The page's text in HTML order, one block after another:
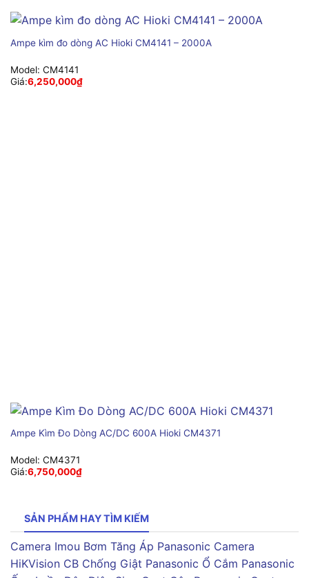
Ampe kìm đo dòng AC Hioki CM4141 – 2000A
Model: CM4141
Giá:6,250,000₫
Ampe Kìm Đo Dòng AC/DC 600A Hioki CM4371
Model: CM4371
Giá:6,750,000₫
SẢN PHẨM HAY TÌM KIẾM
Camera Imou Bơm Tăng Áp Panasonic Camera
HiKVision CB Chống Giật Panasonic Ổ Cắm Panasonic